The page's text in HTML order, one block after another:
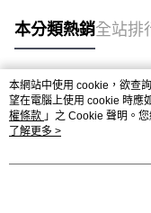
本分類熱銷全站排
熱門標籤
本網站中使用 cookie，欲查
望在電腦上使用 cookie 時應
權條款 」之 Cookie 聲明。
用條款之 Cookie 聲明使用
了解更多 >